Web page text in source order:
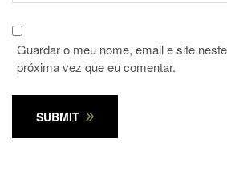
Guardar o meu nome, email e site
próxima vez que eu comentar.
SUBMIT